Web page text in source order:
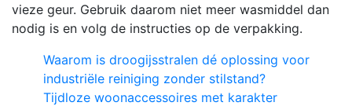
vieze geur. Gebruik daarom niet meer wasmiddel dan
nodig is en volg de instructies op de verpakking.
Waarom is droogijsstralen dé oplossing voor
industriële reiniging zonder stilstand?
Tijdloze woonaccessoires met karakter